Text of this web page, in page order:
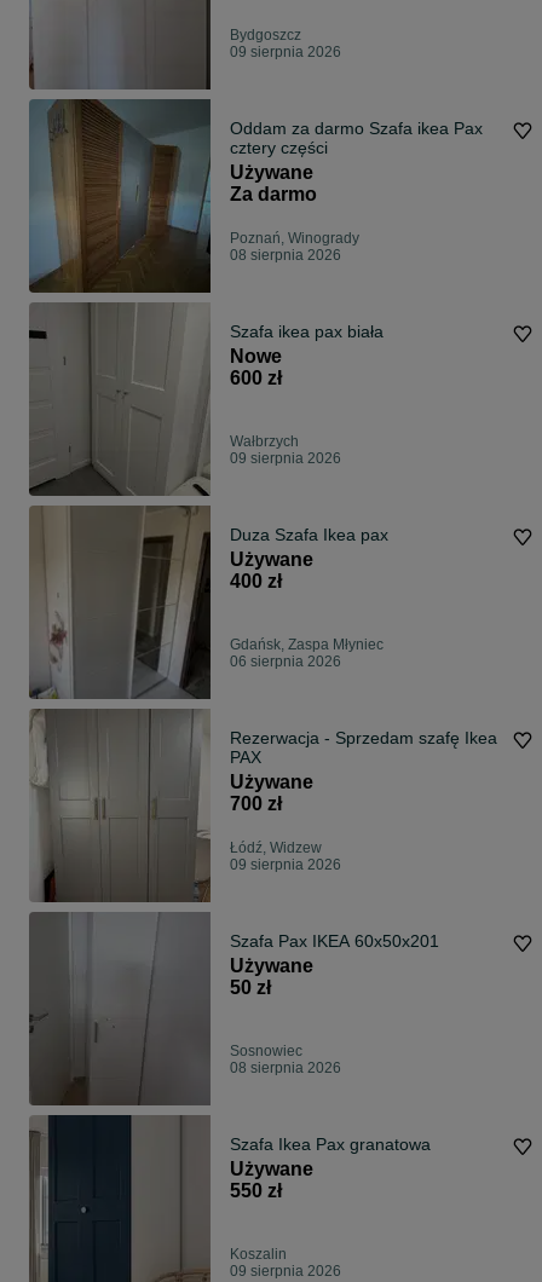
Bydgoszcz
09 sierpnia 2026
Oddam za darmo Szafa ikea Pax
cztery części
Używane
Za darmo
Poznań, Winogrady
08 sierpnia 2026
Szafa ikea pax biała
Nowe
600 zł
Wałbrzych
09 sierpnia 2026
Duza Szafa Ikea pax
Używane
400 zł
Gdańsk, Zaspa Młyniec
06 sierpnia 2026
Rezerwacja - Sprzedam szafę Ikea
PAX
Używane
700 zł
Łódź, Widzew
09 sierpnia 2026
Szafa Pax IKEA 60x50x201
Używane
50 zł
Sosnowiec
08 sierpnia 2026
Szafa Ikea Pax granatowa
Używane
550 zł
Koszalin
09 sierpnia 2026